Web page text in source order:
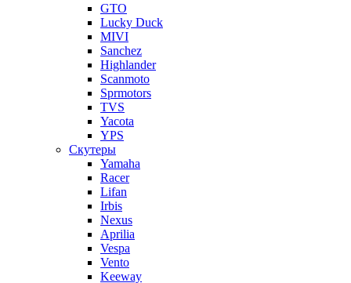
GTO
Lucky Duck
MIVI
Sanchez
Highlander
Scanmoto
Sprmotors
TVS
Yacota
YPS
Скутеры
Yamaha
Racer
Lifan
Irbis
Nexus
Aprilia
Vespa
Vento
Keeway